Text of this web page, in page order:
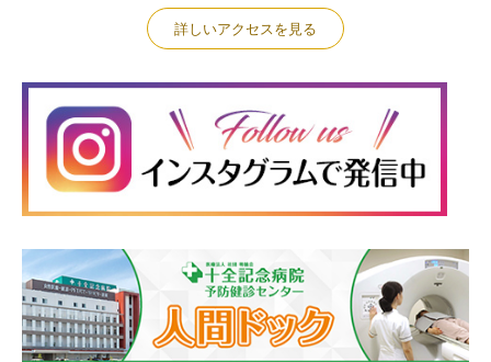
詳しいアクセスを見る